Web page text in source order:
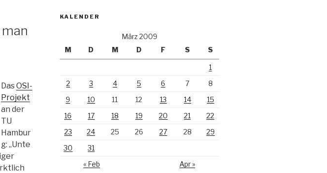
DasOSI-
Projekt
an der
TU
Hambur
g: „Unte
KALENDER
März 2009
M
D M D F S S
1
2
3 4 5 6 7
8
9
10 11 12 13 14
15
16
17 18 19 20 21
22
23
24 25 26 27 28
29
30
31
« Feb
Apr »